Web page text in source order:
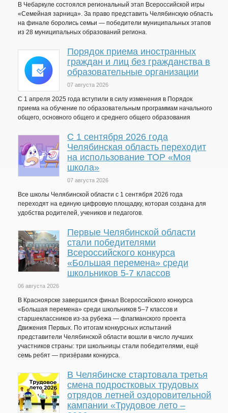
В Чебаркуле состоялся региональный этап Всероссийской игры
«Семейная зарница». За право представить Челябинскую область
на финале боролись семьи — победители муниципальных этапов
из 28 муниципальных образований региона.
Порядок приема иностранных
граждан и лиц без гражданства в
образовательные организации
07 августа 2026
С 1 апреля 2025 года вступили в силу изменения в Порядок
приема на обучение по образовательным программам начального
общего, основного общего и среднего общего образования
С 1 сентября 2026 года
Челябинская область переходит
на использование ТОР «Моя
школа»
07 августа 2026
Все школы Челябинской области с 1 сентября 2026 года
переходят на единую цифровую площадку, которая создана для
удобства родителей, учеников и педагогов.
Первые Челябинской области
стали победителями
Всероссийского конкурса
«Большая перемена» среди
школьников 5-7 классов
06 августа 2026
В Красноярске завершился финал Всероссийского конкурса
«Большая перемена» среди школьников 5–7 классов и
старшеклассников из-за рубежа — флагманского проекта
Движения Первых. По итогам конкурсных испытаний
представители Челябинской области вошли в число лучших
участников страны: три школьницы стали победителями, ещё
семь ребят — призёрами конкурса.
В Челябинске стартовала третья
смена подростковых трудовых
отрядов летней оздоровительной
кампании «Трудовое лето –